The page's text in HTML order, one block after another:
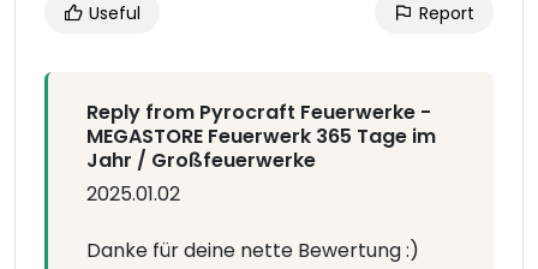
Useful Report
Reply from Pyrocraft Feuerwerke -
MEGASTORE Feuerwerk 365 Tage im
Jahr / Großfeuerwerke
2025.01.02
Danke für deine nette Bewertung :)